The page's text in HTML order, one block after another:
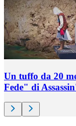
Un tuffo da 20
Fede" di